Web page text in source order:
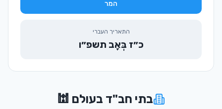
המר
התאריך העברי
כ״ז בְּאָב תשפ״ו
בתי חב"ד בעולם 🕍